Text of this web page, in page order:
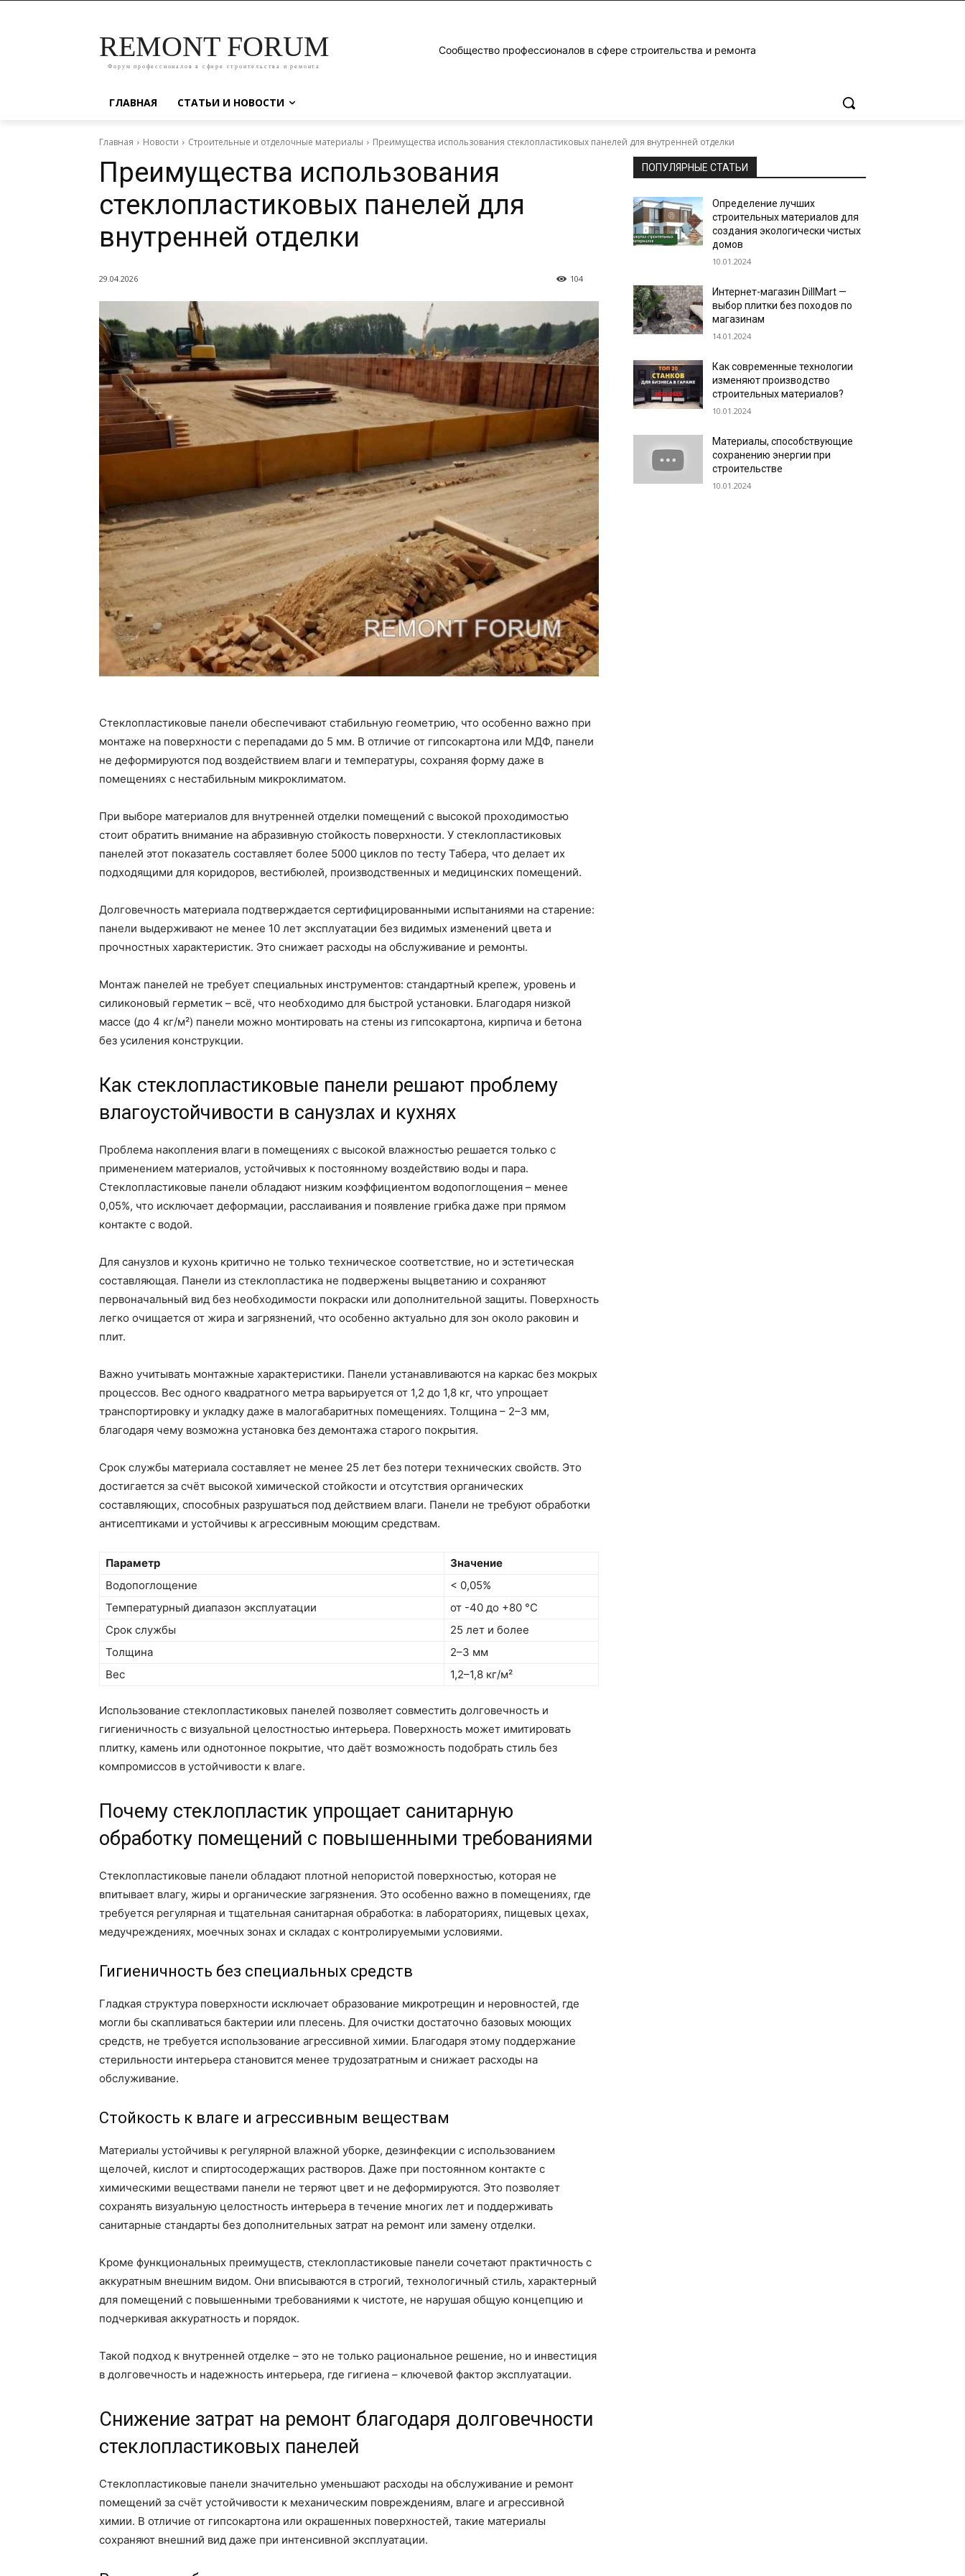
REMONT FORUM
Форум профессионалов в сфере строительства и ремонта
Сообщество профессионалов в сфере строительства и ремонта
ГЛАВНАЯ СТАТЬИ И НОВОСТИ
Главная Новости Строительные и отделочные материалы Преимущества использования стеклопластиковых панелей для внутренней отделки
Преимущества использования
стеклопластиковых панелей для
внутренней отделки
29.04.2026 104
Стеклопластиковые панели обеспечивают стабильную геометрию, что особенно важно при
монтаже на поверхности с перепадами до 5 мм. В отличие от гипсокартона или МДФ, панели
не деформируются под воздействием влаги и температуры, сохраняя форму даже в
помещениях с нестабильным микроклиматом.
При выборе материалов для внутренней отделки помещений с высокой проходимостью
стоит обратить внимание на абразивную стойкость поверхности. У стеклопластиковых
панелей этот показатель составляет более 5000 циклов по тесту Табера, что делает их
подходящими для коридоров, вестибюлей, производственных и медицинских помещений.
Долговечность материала подтверждается сертифицированными испытаниями на старение:
панели выдерживают не менее 10 лет эксплуатации без видимых изменений цвета и
прочностных характеристик. Это снижает расходы на обслуживание и ремонты.
Монтаж панелей не требует специальных инструментов: стандартный крепеж, уровень и
силиконовый герметик – всё, что необходимо для быстрой установки. Благодаря низкой
массе (до 4 кг/м²) панели можно монтировать на стены из гипсокартона, кирпича и бетона
без усиления конструкции.
Как стеклопластиковые панели решают проблему
влагоустойчивости в санузлах и кухнях
Проблема накопления влаги в помещениях с высокой влажностью решается только с
применением материалов, устойчивых к постоянному воздействию воды и пара.
Стеклопластиковые панели обладают низким коэффициентом водопоглощения – менее
0,05%, что исключает деформации, расслаивания и появление грибка даже при прямом
контакте с водой.
Для санузлов и кухонь критично не только техническое соответствие, но и эстетическая
составляющая. Панели из стеклопластика не подвержены выцветанию и сохраняют
первоначальный вид без необходимости покраски или дополнительной защиты. Поверхность
легко очищается от жира и загрязнений, что особенно актуально для зон около раковин и
плит.
Важно учитывать монтажные характеристики. Панели устанавливаются на каркас без мокрых
процессов. Вес одного квадратного метра варьируется от 1,2 до 1,8 кг, что упрощает
транспортировку и укладку даже в малогабаритных помещениях. Толщина – 2–3 мм,
благодаря чему возможна установка без демонтажа старого покрытия.
Срок службы материала составляет не менее 25 лет без потери технических свойств. Это
достигается за счёт высокой химической стойкости и отсутствия органических
составляющих, способных разрушаться под действием влаги. Панели не требуют обработки
антисептиками и устойчивы к агрессивным моющим средствам.
Параметр
Значение
Водопоглощение
< 0,05%
Температурный диапазон эксплуатации
от -40 до +80 °C
Срок службы
25 лет и более
Толщина
2–3 мм
Вес
1,2–1,8 кг/м²
Использование стеклопластиковых панелей позволяет совместить долговечность и
гигиеничность с визуальной целостностью интерьера. Поверхность может имитировать
плитку, камень или однотонное покрытие, что даёт возможность подобрать стиль без
компромиссов в устойчивости к влаге.
Почему стеклопластик упрощает санитарную
обработку помещений с повышенными требованиями
Стеклопластиковые панели обладают плотной непористой поверхностью, которая не
впитывает влагу, жиры и органические загрязнения. Это особенно важно в помещениях, где
требуется регулярная и тщательная санитарная обработка: в лабораториях, пищевых цехах,
медучреждениях, моечных зонах и складах с контролируемыми условиями.
Гигиеничность без специальных средств
Гладкая структура поверхности исключает образование микротрещин и неровностей, где
могли бы скапливаться бактерии или плесень. Для очистки достаточно базовых моющих
средств, не требуется использование агрессивной химии. Благодаря этому поддержание
стерильности интерьера становится менее трудозатратным и снижает расходы на
обслуживание.
Стойкость к влаге и агрессивным веществам
Материалы устойчивы к регулярной влажной уборке, дезинфекции с использованием
щелочей, кислот и спиртосодержащих растворов. Даже при постоянном контакте с
химическими веществами панели не теряют цвет и не деформируются. Это позволяет
сохранять визуальную целостность интерьера в течение многих лет и поддерживать
санитарные стандарты без дополнительных затрат на ремонт или замену отделки.
Кроме функциональных преимуществ, стеклопластиковые панели сочетают практичность с
аккуратным внешним видом. Они вписываются в строгий, технологичный стиль, характерный
для помещений с повышенными требованиями к чистоте, не нарушая общую концепцию и
подчеркивая аккуратность и порядок.
Такой подход к внутренней отделке – это не только рациональное решение, но и инвестиция
в долговечность и надежность интерьера, где гигиена – ключевой фактор эксплуатации.
Снижение затрат на ремонт благодаря долговечности
стеклопластиковых панелей
Стеклопластиковые панели значительно уменьшают расходы на обслуживание и ремонт
помещений за счёт устойчивости к механическим повреждениям, влаге и агрессивной
химии. В отличие от гипсокартона или окрашенных поверхностей, такие материалы
сохраняют внешний вид даже при интенсивной эксплуатации.
ПОПУЛЯРНЫЕ СТАТЬИ
Определение лучших
строительных материалов для
создания экологически чистых
домов
10.01.2024
Интернет-магазин DillMart —
выбор плитки без походов по
магазинам
14.01.2024
Как современные технологии
изменяют производство
строительных материалов?
10.01.2024
Материалы, способствующие
сохранению энергии при
строительстве
10.01.2024